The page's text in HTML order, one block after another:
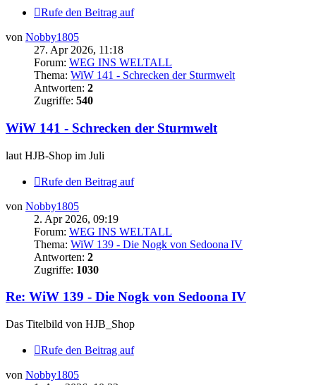
Rufe den Beitrag auf
von Nobby1805
27. Apr 2026, 11:18
Forum: WEG INS WELTALL
Thema: WiW 141 - Schrecken der Sturmwelt
Antworten: 2
Zugriffe: 540
WiW 141 - Schrecken der Sturmwelt
laut HJB-Shop im Juli
Rufe den Beitrag auf
von Nobby1805
2. Apr 2026, 09:19
Forum: WEG INS WELTALL
Thema: WiW 139 - Die Nogk von Sedoona IV
Antworten: 2
Zugriffe: 1030
Re: WiW 139 - Die Nogk von Sedoona IV
Das Titelbild von HJB_Shop
Rufe den Beitrag auf
von Nobby1805